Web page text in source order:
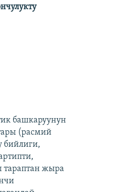
башкаруунун
(расмий
бийлиги,
тараптан жыра